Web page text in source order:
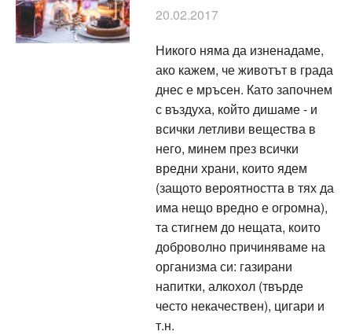
20.02.2017
Никого няма да изненадаме,
ако кажем, че животът в града
днес е мръсен. Като започнем
с въздуха, който дишаме - и
всички летливи вещества в
него, минем през всички
вредни храни, които ядем
(защото вероятността в тях да
има нещо вредно е огромна),
та стигнем до нещата, които
доброволно причиняваме на
организма си: газирани
напитки, алкохол (твърде
често некачествен), цигари и
т.н.